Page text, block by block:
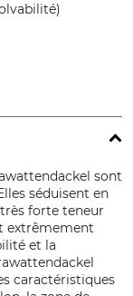
sont
séduisent en
forte teneur
extrêmement
et la
caractéristiques